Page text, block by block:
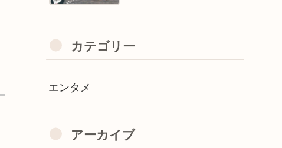
カテゴリー
エンタメ
アーカイブ